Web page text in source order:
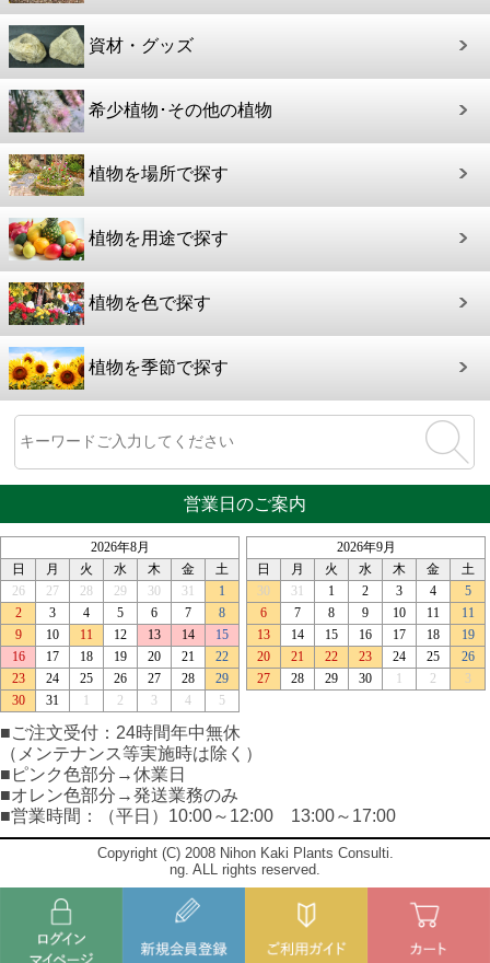
資材・グッズ
希少植物･その他の植物
植物を場所で探す
植物を用途で探す
植物を色で探す
植物を季節で探す
営業日のご案内
■ご注文受付：24時間年中無休
（メンテナンス等実施時は除く）
■ピンク色部分→休業日
■オレン色部分→発送業務のみ
■営業時間：（平日）10:00～12:00 13:00～17:00
Copyright (C) 2008 Nihon Kaki Plants Consulti.
ng. ALL rights reserved.